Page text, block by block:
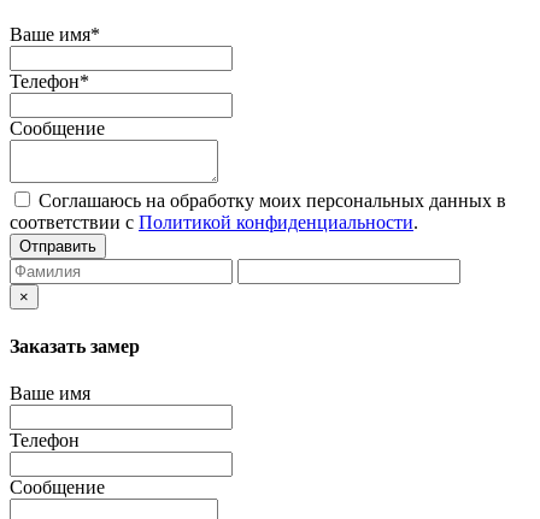
Ваше имя*
Телефон*
Сообщение
Соглашаюсь на обработку моих персональных данных в
соответствии с Политикой конфиденциальности.
Отправить
×
Заказать замер
Ваше имя
Телефон
Сообщение